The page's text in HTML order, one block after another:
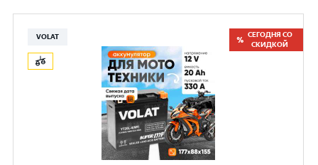
VOLAT
СЕГОДНЯ СО
СКИДКОЙ